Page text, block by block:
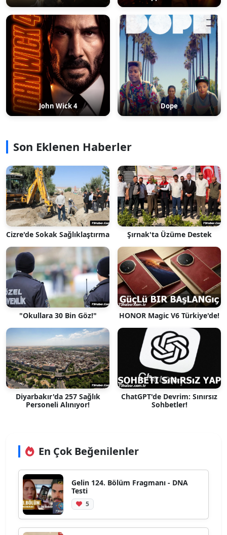
John Wick 4 Dope
Son Eklenen Haberler
Cizre'de Sokak Sağlıklaştırma Şırnak'ta Üzüme Destek
"Okullara 30 Bin Göz!" HONOR Magic V6 Türkiye'de!
Diyarbakır'da 257 Sağlık
Personeli Alınıyor!
ChatGPT'de Devrim: Sınırsız
Sohbetler!
En Çok Beğenilenler
Gelin 124. Bölüm Fragmanı - DNA
Testi
5